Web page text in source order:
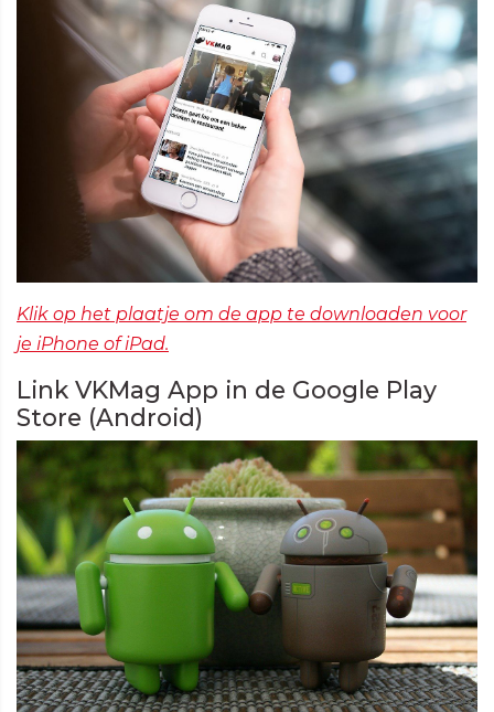
Klik op het plaatje om de app te downloaden voor
je iPhone of iPad.
Link VKMag App in de Google Play
Store (Android)